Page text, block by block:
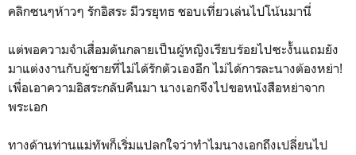
คลิกซนๆห้าวๆ รักอิสระ มีวรยุทธ ชอบเที่ยวเล่นไปโน้นมานี่
แต่พอความจำเสื่อมดันกลายเป็นผู้หญิงเรียบร้อยไปซะงั้นแถมยัง
มาแต่งงานกับผู้ชายที่ไม่ได้รักตัวเองอีก ไม่ได้การละนางต้องหย่า!
เพื่อเอาความอิสระกลับคืนมา นางเอกจึงไปขอหนังสือหย่าจาก
พระเอก
ทางด้านท่านแม่ทัพก็เริ่มแปลกใจว่าทำไมนางเอกถึงเปลี่ยนไป